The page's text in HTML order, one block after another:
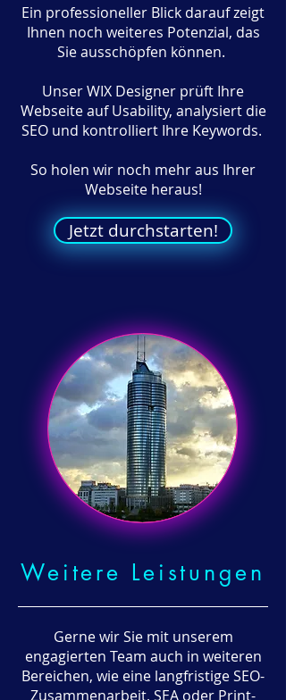
Ein professioneller Blick darauf zeigt
Ihnen noch weiteres Potenzial, das
Sie ausschöpfen können.
Unser WIX Designer prüft Ihre
Webseite auf Usability, analysiert die
SEO und kontrolliert Ihre Keywords.
So holen wir noch mehr aus Ihrer
Webseite heraus!
Jetzt durchstarten!
Weitere Leistungen
Gerne wir Sie mit unserem
engagierten Team auch in weiteren
Bereichen, wie eine langfristige SEO-
Zusammenarbeit, SEA oder Print-